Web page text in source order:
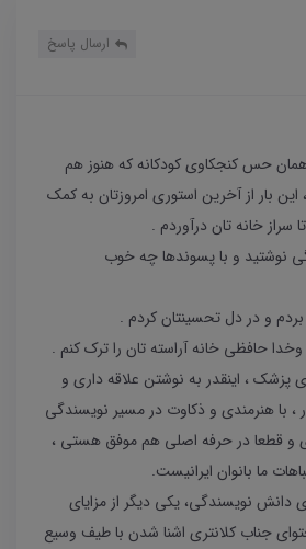
ارسال پاسخ
حس کنجکاوی کودکانه که هنوز هم
بار از آخرین استوری امروزتان به کمک
سراز خانه تان درآوردم .
نوشتید و با پسوندها چه خوب
و در دل تحسینتان کردم .
حافظی خانه آراسته تان را ترک کنم .
پزشک ، اینقدر به نوشتن علاقه داری و
، با هنرمندی و ذکاوت در مسیر نویسندگی
و قطعا در حرفه اصلی هم موفق هستی ،
ما بانوان ایرانیست.
دانش نویسندگی، یکی دیگر از مزایای
جناب کلانتری اشنا شدن با طیف وسیع